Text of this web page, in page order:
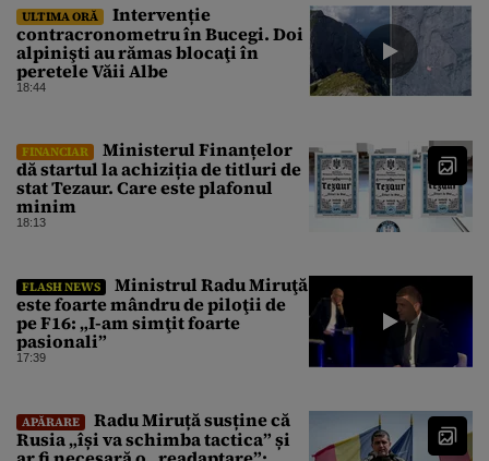
ULTIMA ORĂ
Intervenție
contracronometru în Bucegi. Doi
alpinişti au rămas blocaţi în
peretele Văii Albe
18:44
FINANCIAR
Ministerul Finanțelor
dă startul la achiziția de titluri de
stat Tezaur. Care este plafonul
minim
18:13
FLASH NEWS
Ministrul Radu Miruţă
este foarte mândru de piloţii de
pe F16: „I-am simţit foarte
pasionali”
17:39
APĂRARE
Radu Miruță susține că
Rusia „își va schimba tactica” și